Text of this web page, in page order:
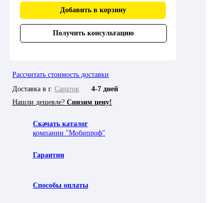
Добавить в корзину
Получить консультацию
Рассчитать стоимость доставки
Доставка в г. Саратов
4-7 дней
Нашли дешевле? Снизим цену!
Скачать каталог
компании "Мобипроф"
Гарантии
Способы оплаты